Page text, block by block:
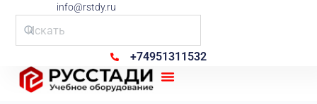
info@rstdy.ru
+74951311532